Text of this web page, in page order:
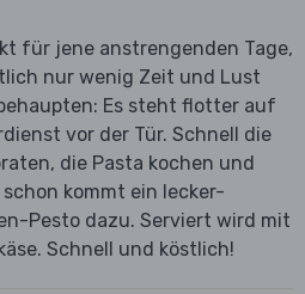
für jene anstrengenden Tage,
nur wenig Zeit und Lust
Es steht flotter auf
vor der Tür. Schnell die
die Pasta kochen und
kommt ein lecker-
Pesto dazu. Serviert wird mit
Schnell und köstlich!